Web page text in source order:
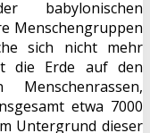
Menschengruppen
sich nicht mehr
die Erde auf den
etwa 7000
Untergrund dieser